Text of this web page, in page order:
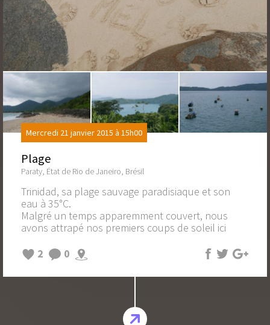
Mercredi 21 janvier 2015 à 15h00
Plage
Paraty, État de Rio de Janeiro, Brésil
Trinidad, sa plage sauvage paradisiaque et son
eau à 35°C.
Malgré un temps apparemment couvert, nous
avons attrapé nos premiers coups de soleil ici
2
0